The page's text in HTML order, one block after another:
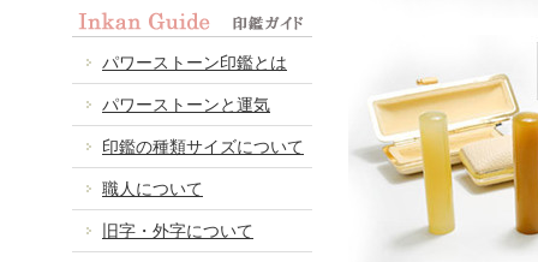
パワーストーン印鑑とは
パワーストーンと運気
印鑑の種類サイズについて
職人について
旧字・外字について